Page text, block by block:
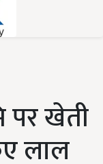
पर खेती
लाल